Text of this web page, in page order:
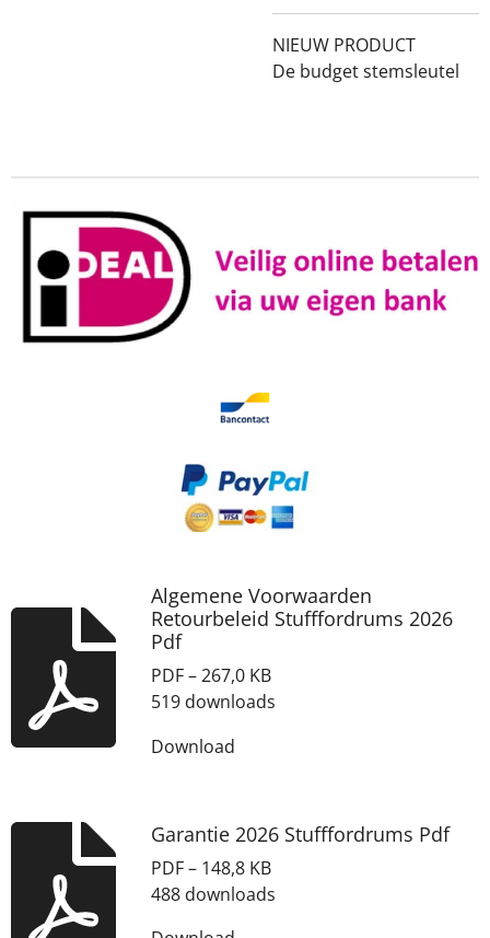
NIEUW PRODUCT
De budget stemsleutel
Algemene Voorwaarden
Retourbeleid Stufffordrums 2026
Pdf
PDF – 267,0 KB
519 downloads
Download
Garantie 2026 Stufffordrums Pdf
PDF – 148,8 KB
488 downloads